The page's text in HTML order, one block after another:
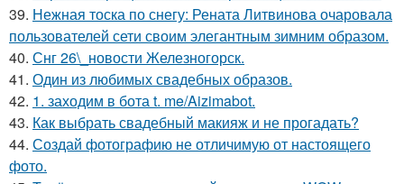
39. Нежная тоска по снегу: Рената Литвинова очаровала
пользователей сети своим элегантным зимним образом.
40. Снг 26\_новости Железногорск.
41. Один из любимых свадебных образов.
42. 1. заходим в бота t. me/Aizimabot.
43. Как выбрать свадебный макияж и не прогадать?
44. Создай фотографию не отличимую от настоящего
фото.